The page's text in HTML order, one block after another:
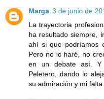
Marga 3 de junio de
La trayectoria
ha resultado siempre,
ahí si que podríamos
Pero no lo haré, no
en un debate así. Y
Peletero, dando lo
su admiración y mi falta